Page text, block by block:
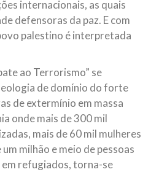
internacionais, as quais
defensoras da paz. E com
palestino é interpretada
ao Terrorismo” se
de domínio do forte
de extermínio em massa
onde mais de 300 mil
mais de 60 mil mulheres
milhão e meio de pessoas
refugiados, torna-se